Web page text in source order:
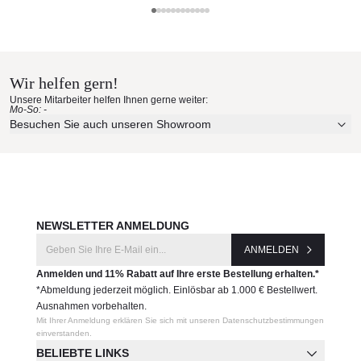
Produkteingenschaften
Produktnummer:
55450
Erleben Sie unsere Stoffe und Materialien ganz in Ruhe in
Ihren eigenen vier Wänden.
Aktuelle Originalstoffe des Herstellers
Wir helfen gern!
Unsere Mitarbeiter helfen Ihnen gerne weiter:
Mo-So: -
Besuchen Sie auch unseren Showroom
BELIEBTE LINKS
NEWSLETTER ANMELDUNG
ANMELDEN
Anmelden und 11% Rabatt auf Ihre erste Bestellung erhalten.*
*Abmeldung jederzeit möglich. Einlösbar ab 1.000 € Bestellwert.
Ausnahmen vorbehalten.
Mit Ihrer Anmeldung erklären Sie sich mit unseren Datenschutzbestimmungen
einverstanden.